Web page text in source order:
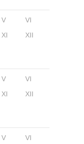
V
VI
XI XII
V
VI
XI XII
V
VI